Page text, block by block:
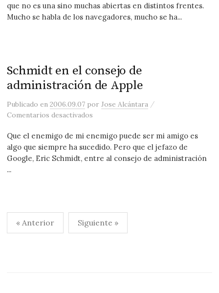
que no es una sino muchas abiertas en distintos frentes.
Mucho se habla de los navegadores, mucho se ha...
Schmidt en el consejo de
administración de Apple
Publicadoen2006.09.07 porJose Alcántara /
Comentarios desactivados
Que el enemigo de mi enemigo puede ser mi amigo es
algo que siempre ha sucedido. Pero que el jefazo de
Google, Eric Schmidt, entre al consejo de administración
...
Paginación
de
« Anterior Siguiente »